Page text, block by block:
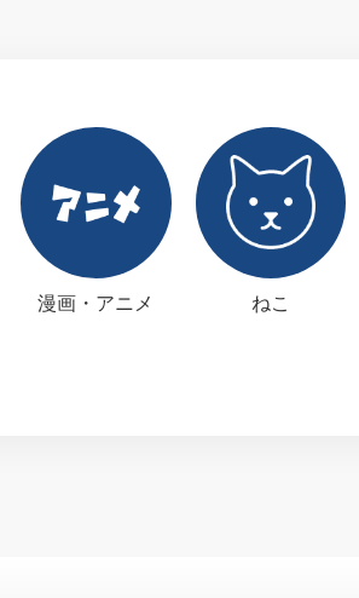
漫画・アニメ ねこ